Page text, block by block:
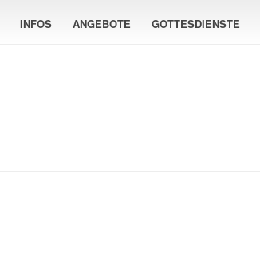
INFOS ANGEBOTE GOTTESDIENSTE